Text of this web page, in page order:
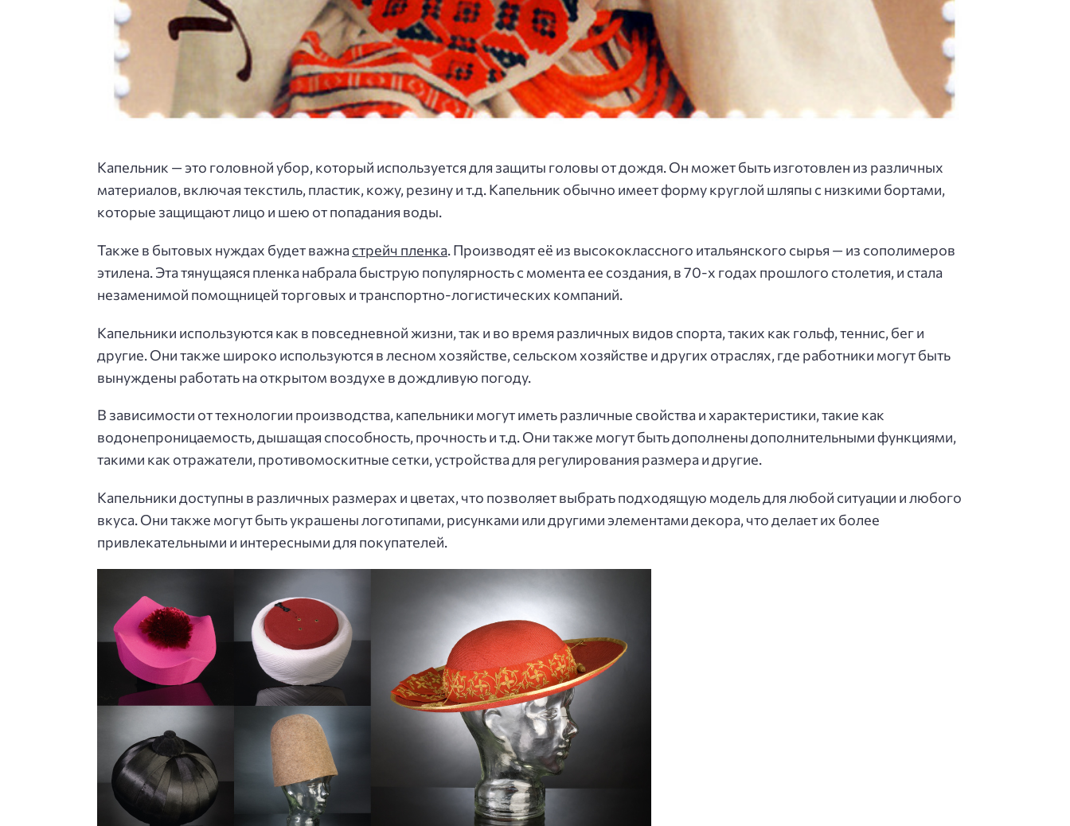
Капельник — это головной убор, который используется для защиты головы от дождя. Он может быть изготовлен из различных
материалов, включая текстиль, пластик, кожу, резину и т.д. Капельник обычно имеет форму круглой шляпы с низкими бортами,
которые защищают лицо и шею от попадания воды.
Также в бытовых нуждах будет важна стрейч пленка. Производят её из высококлассного итальянского сырья — из сополимеров
этилена. Эта тянущаяся пленка набрала быструю популярность с момента ее создания, в 70-х годах прошлого столетия, и стала
незаменимой помощницей торговых и транспортно-логистических компаний.
Капельники используются как в повседневной жизни, так и во время различных видов спорта, таких как гольф, теннис, бег и
другие. Они также широко используются в лесном хозяйстве, сельском хозяйстве и других отраслях, где работники могут быть
вынуждены работать на открытом воздухе в дождливую погоду.
В зависимости от технологии производства, капельники могут иметь различные свойства и характеристики, такие как
водонепроницаемость, дышащая способность, прочность и т.д. Они также могут быть дополнены дополнительными функциями,
такими как отражатели, противомоскитные сетки, устройства для регулирования размера и другие.
Капельники доступны в различных размерах и цветах, что позволяет выбрать подходящую модель для любой ситуации и любого
вкуса. Они также могут быть украшены логотипами, рисунками или другими элементами декора, что делает их более
привлекательными и интересными для покупателей.